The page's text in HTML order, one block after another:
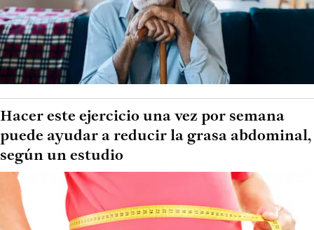
Hacer este ejercicio una vez por semana
puede ayudar a reducir la grasa abdominal,
según un estudio